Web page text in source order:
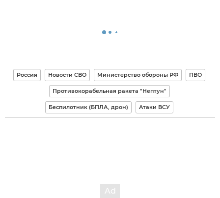
Россия Новости СВО Министерство обороны РФ ПВО
Противокорабельная ракета "Нептун"
Беспилотник (БПЛА, дрон) Атаки ВСУ